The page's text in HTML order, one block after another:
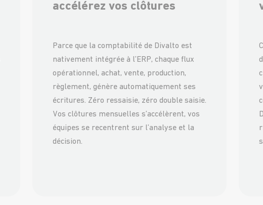
accélérez vos clôtures
Parce que la comptabilité de Divalto est
nativement intégrée à l’ERP, chaque flux
opérationnel, achat, vente, production,
règlement, génère automatiquement ses
écritures. Zéro ressaisie, zéro double saisie.
Vos clôtures mensuelles s’accélèrent, vos
équipes se recentrent sur l’analyse et la
décision.